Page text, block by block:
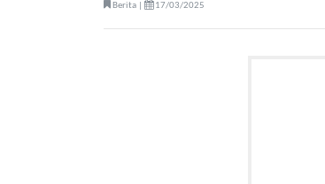
Berita | 17/03/2025